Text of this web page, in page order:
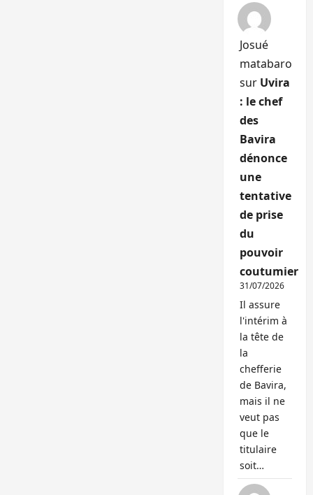
Josué
matabaro
sur Uvira
: le chef
des
Bavira
dénonce
une
tentative
de prise
du
pouvoir
coutumier
31/07/2026
Il assure
l'intérim à
la tête de
la
chefferie
de Bavira,
mais il ne
veut pas
que le
titulaire
soit…